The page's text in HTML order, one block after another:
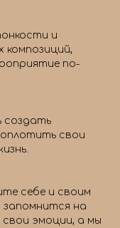
и
композиций,
по-
создать
свои
себе и своим
запомнится на
свои эмоции, а мы